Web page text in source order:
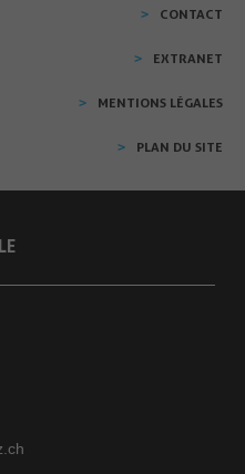
CONTACT
EXTRANET
MENTIONS LÉGALES
PLAN DU SITE